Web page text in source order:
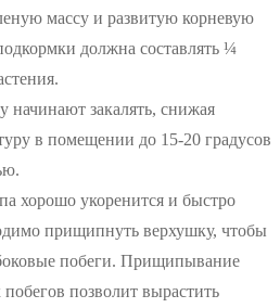
массу и развитую корневую
должна составлять ¼
начинают закалять, снижая
в помещении до 15-20 градусов
хорошо укоренится и быстро
прищипнуть верхушку, чтобы
побеги. Прищипывание
позволит вырастить